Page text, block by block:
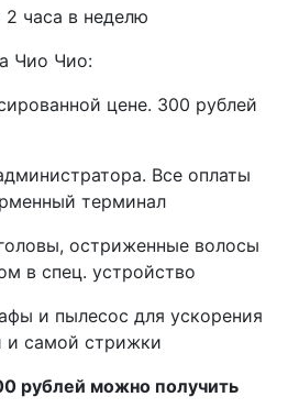
2 часа в неделю
Чио Чио:
цене. 300 рублей
Все оплаты
терминал
остриженные волосы
в спeц. устройство
и пылесос для ускорения
и самой стрижки
рублей можно получить